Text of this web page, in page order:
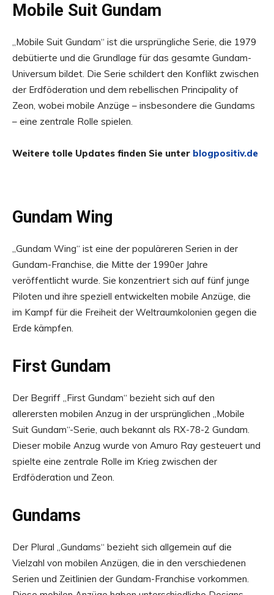
Mobile Suit Gundam
„Mobile Suit Gundam“ ist die ursprüngliche Serie, die 1979
debütierte und die Grundlage für das gesamte Gundam-
Universum bildet. Die Serie schildert den Konflikt zwischen
der Erdföderation und dem rebellischen Principality of
Zeon, wobei mobile Anzüge – insbesondere die Gundams
– eine zentrale Rolle spielen.
Weitere tolle Updates finden Sie unter blogpositiv.de
Gundam Wing
„Gundam Wing“ ist eine der populäreren Serien in der
Gundam-Franchise, die Mitte der 1990er Jahre
veröffentlicht wurde. Sie konzentriert sich auf fünf junge
Piloten und ihre speziell entwickelten mobile Anzüge, die
im Kampf für die Freiheit der Weltraumkolonien gegen die
Erde kämpfen.
First Gundam
Der Begriff „First Gundam“ bezieht sich auf den
allerersten mobilen Anzug in der ursprünglichen „Mobile
Suit Gundam“-Serie, auch bekannt als RX-78-2 Gundam.
Dieser mobile Anzug wurde von Amuro Ray gesteuert und
spielte eine zentrale Rolle im Krieg zwischen der
Erdföderation und Zeon.
Gundams
Der Plural „Gundams“ bezieht sich allgemein auf die
Vielzahl von mobilen Anzügen, die in den verschiedenen
Serien und Zeitlinien der Gundam-Franchise vorkommen.